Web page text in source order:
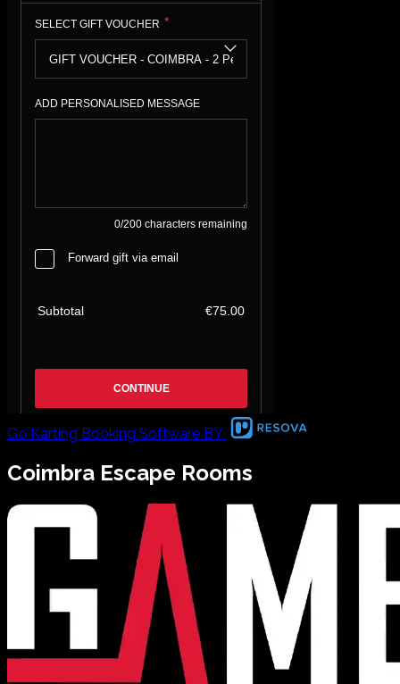
Go Karting Booking Software BY
Coimbra Escape Rooms